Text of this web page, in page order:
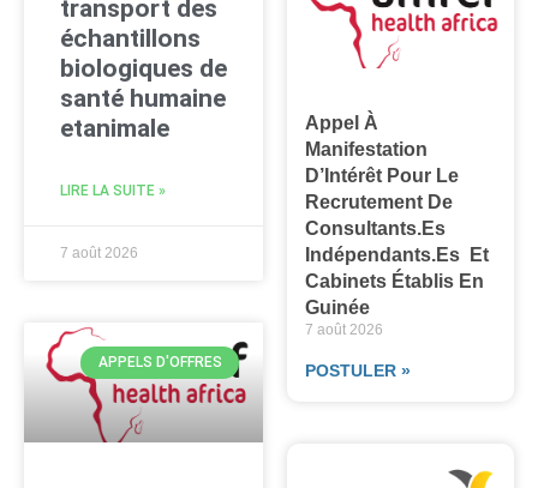
transport des
échantillons
biologiques de
santé humaine
etanimale
LIRE LA SUITE »
7 août 2026
APPELS D'OFFRES
Appel À
Manifestation
D’Intérêt Pour Le
Recrutement De
Consultants.es
Indépendants.es Et
Cabinets Établis En
Guinée
7 août 2026
POSTULER »